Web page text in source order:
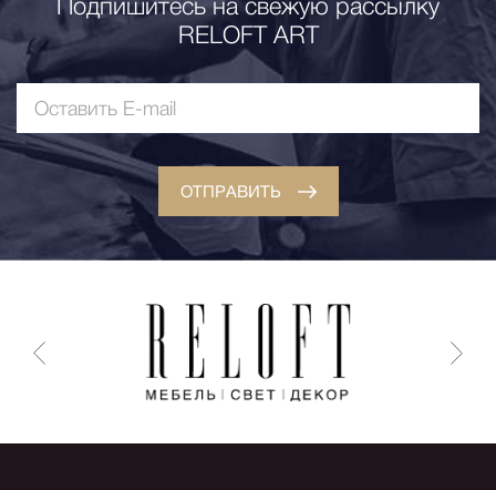
Подпишитесь на свежую рассылку
RELOFT ART
ОТПРАВИТЬ